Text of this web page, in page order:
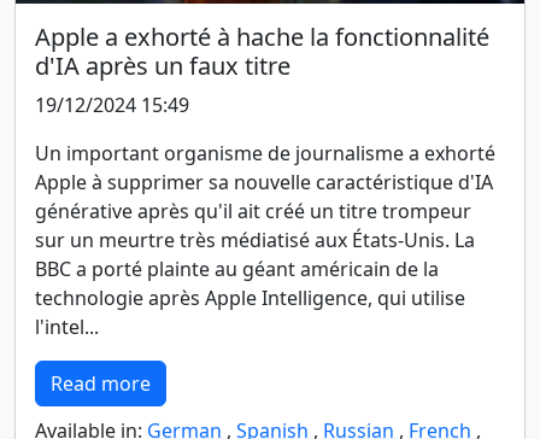
Apple a exhorté à hache la fonctionnalité
d'IA après un faux titre
19/12/2024 15:49
Un important organisme de journalisme a exhorté
Apple à supprimer sa nouvelle caractéristique d'IA
générative après qu'il ait créé un titre trompeur
sur un meurtre très médiatisé aux États-Unis. La
BBC a porté plainte au géant américain de la
technologie après Apple Intelligence, qui utilise
l'intel...
Read more
Available in: German , Spanish , Russian , French ,